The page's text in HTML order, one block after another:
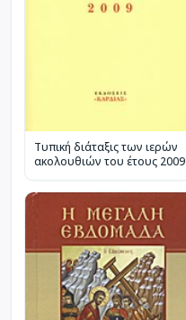
Τυπική διάταξις των ιερών
ακολουθιών του έτους 2009